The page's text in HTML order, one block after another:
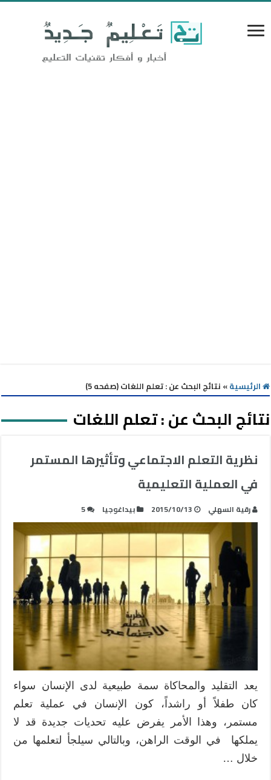
الرئيسية» نتائج البحث عن : تعلم اللغات (صفحه 5)
نتائج البحث عن :تعلم اللغات
نظرية التعلم الاجتماعي وتأثيرها المستمر
في العملية التعليمية
رقية السهلي 2015/10/13 بيداغوجيا 5
يعد التقليد والمحاكاة سمة طبيعية لدى الإنسان سواء
كان طفلاً أو راشداً، كون الإنسان في عملية تعلم
مستمر، وهذا الأمر يفرض عليه تحديات جديدة قد لا
يملكها في الوقت الراهن، وبالتالي سيلجأ لتعلمها من
خلال …